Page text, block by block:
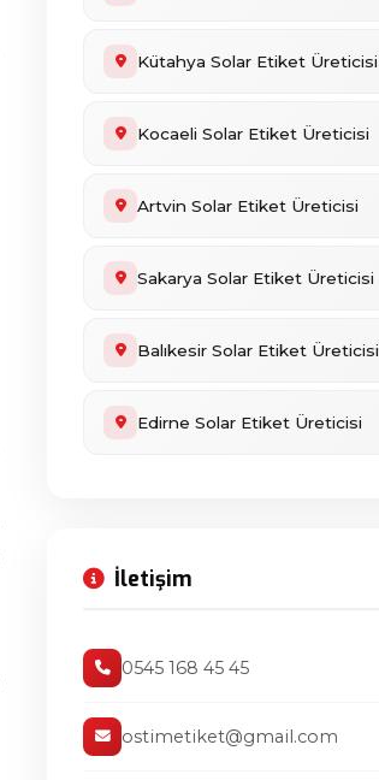
Kütahya Solar Etiket Üreticisi
Kocaeli Solar Etiket Üreticisi
Artvin Solar Etiket Üreticisi
Sakarya Solar Etiket Üreticisi
Balıkesir Solar Etiket Üreticisi
Edirne Solar Etiket Üreticisi
İletişim
0545 168 45 45
ostimetiket@gmail.com